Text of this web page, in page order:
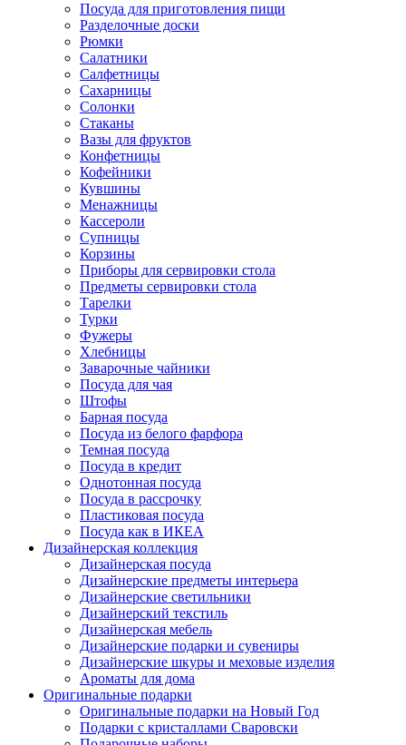
Посуда для приготовления пищи
Разделочные доски
Рюмки
Салатники
Салфетницы
Сахарницы
Солонки
Стаканы
Вазы для фруктов
Конфетницы
Кофейники
Кувшины
Менажницы
Кассероли
Супницы
Корзины
Приборы для сервировки стола
Предметы сервировки стола
Тарелки
Турки
Фужеры
Хлебницы
Заварочные чайники
Посуда для чая
Штофы
Барная посуда
Посуда из белого фарфора
Темная посуда
Посуда в кредит
Однотонная посуда
Посуда в рассрочку
Пластиковая посуда
Посуда как в ИКЕА
Дизайнерская коллекция
Дизайнерская посуда
Дизайнерские предметы интерьера
Дизайнерские светильники
Дизайнерский текстиль
Дизайнерская мебель
Дизайнерские подарки и сувениры
Дизайнерские шкуры и меховые изделия
Ароматы для дома
Оригинальные подарки
Оригинальные подарки на Новый Год
Подарки с кристаллами Сваровски